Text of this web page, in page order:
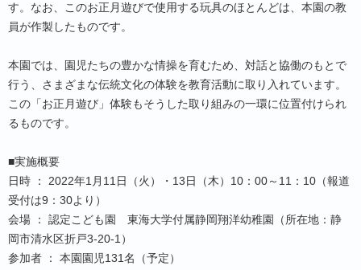
す。なお、このお正月遊びで使用する玩具のほとんどは、本園の教
員が作製したものです。
本園では、園児たちの豊かな情操を育むため、対話と協働のもとで
行う、さまざまな伝統文化の体験を教育活動に取り入れています。
この「お正月遊び」体験もそうした取り組みの一環に位置付けられ
るものです。
■実施概要
日時 ： 2022年1月11日（火）・13日（木）10：00～11：10（報道
受付は9：30より）
会場 ： 認定こども園 東海大学付属静岡翔洋幼稚園（所在地：静
岡市清水区折戸3-20-1）
参加者 ： 本園園児131名（予定）